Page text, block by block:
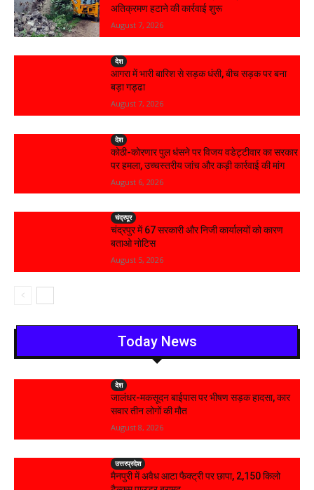
अतिक्रमण हटाने की कार्रवाई शुरू
August 7, 2026
देश
आगरा में भारी बारिश से सड़क धंसी, बीच सड़क पर बना
बड़ा गड्ढा
August 7, 2026
देश
कोठी-कोरणार पुल धंसने पर विजय वडेट्टीवार का सरकार
पर हमला, उच्चस्तरीय जांच और कड़ी कार्रवाई की मांग
August 6, 2026
चंद्रपूर
चंद्रपुर में 67 सरकारी और निजी कार्यालयों को कारण
बताओ नोटिस
August 5, 2026
Today News
देश
जालंधर-मकसूदन बाईपास पर भीषण सड़क हादसा, कार
सवार तीन लोगों की मौत
August 8, 2026
उत्तरप्रदेश
मैनपुरी में अवैध आटा फैक्ट्री पर छापा, 2,150 किलो